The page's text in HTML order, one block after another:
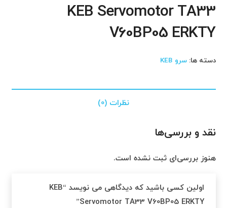
KEB Servomotor TA33
V60BP05 ERKTY
دسته ها:سرو KEB
نظرات (0)
نقد و بررسی‌ها
هنوز بررسی‌ای ثبت نشده است.
اولین کسی باشید که دیدگاهی می نویسد “KEB
Servomotor TA33 V60BP05 ERKTY”